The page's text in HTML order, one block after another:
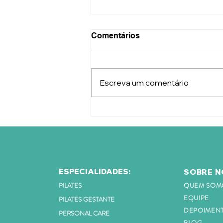
Comentários
Escreva um comentário
ESPECIALIDADES:
PILATES
PILATES GESTANTE
PERSONAL CARE
SOBRE
QUEM SOM
EQUIPE